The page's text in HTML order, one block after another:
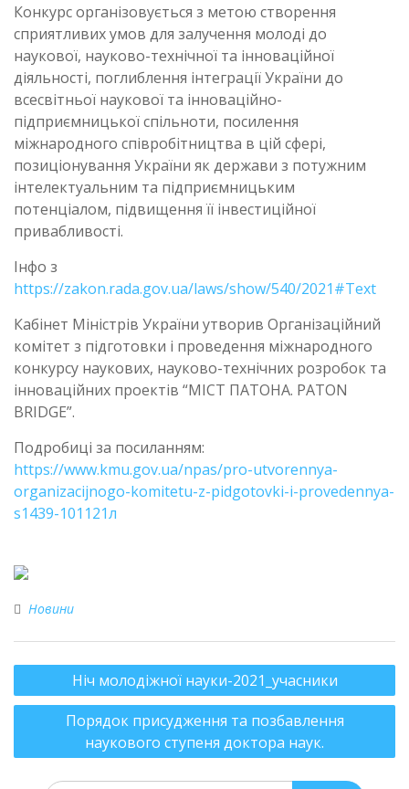
Конкурс організовується з метою створення
сприятливих умов для залучення молоді до
наукової, науково-технічної та інноваційної
діяльності, поглиблення інтеграції України до
всесвітньої наукової та інноваційно-
підприємницької спільноти, посилення
міжнародного співробітництва в цій сфері,
позиціонування України як держави з потужним
інтелектуальним та підприємницьким
потенціалом, підвищення її інвестиційної
привабливості.
Інфо з
https://zakon.rada.gov.ua/laws/show/540/2021#Text
Кабінет Міністрів України утворив Організаційний
комітет з підготовки і проведення міжнародного
конкурсу наукових, науково-технічних розробок та
інноваційних проектів “МІСТ ПАТОНА. PATON
BRIDGE”.
Подробиці за посиланням:
https://www.kmu.gov.ua/npas/pro-utvorennya-
organizacijnogo-komitetu-z-pidgotovki-i-provedennya-
s1439-101121л
Новини
Ніч молодіжної науки-2021_учасники
Порядок присудження та позбавлення
наукового ступеня доктора наук.